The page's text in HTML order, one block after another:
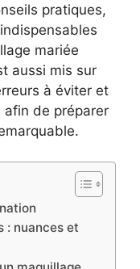
pratiques,
mariée
aussi mis sur
à éviter et
afin de préparer
: nuances et